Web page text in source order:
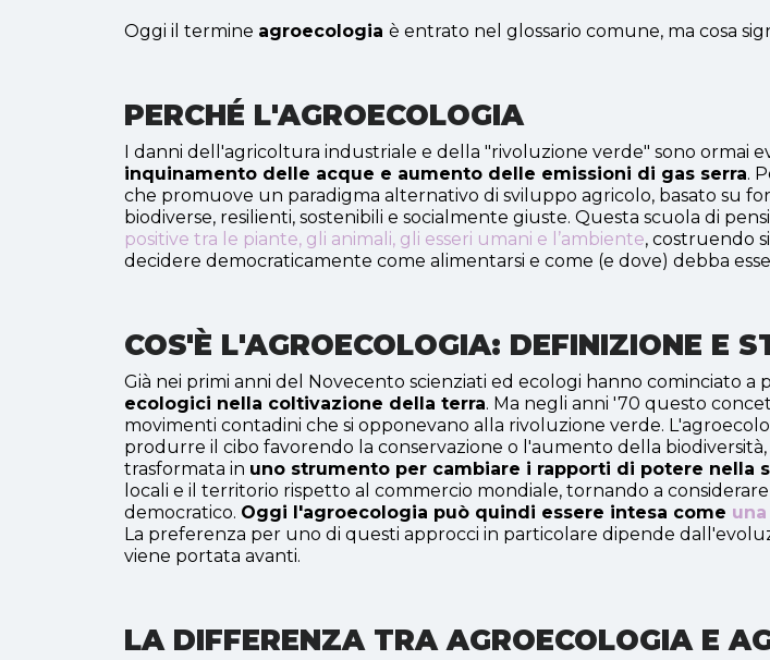
Oggi il termine agroecologia è entrato nel glossario comune, ma cosa
PERCHÉ L'AGROECOLOGIA
I danni dell'agricoltura industriale e della "rivoluzione verde" sono ormai
inquinamento delle acque e aumento delle emissioni di gas serra.
che promuove un paradigma alternativo di sviluppo agricolo, basato su
biodiverse, resilienti, sostenibili e socialmente giuste. Questa scuola di
positive tra le piante, gli animali, gli esseri umani e l’ambiente, costruendo
decidere democraticamente come alimentarsi e come (e dove) debba
COS'È L'AGROECOLOGIA: DEFINIZIONE E
Già nei primi anni del Novecento scienziati ed ecologi hanno cominciato a
ecologici nella coltivazione della terra. Ma negli anni '70 questo
movimenti contadini che si opponevano alla rivoluzione verde.
produrre il cibo favorendo la conservazione o l'aumento della
trasformata in uno strumento per cambiare i rapporti di potere nella
locali e il territorio rispetto al commercio mondiale, tornando a
democratico. Oggi l'agroecologia può quindi essere intesa come
La preferenza per uno di questi approcci in particolare dipende
viene portata avanti.
LA DIFFERENZA TRA AGROECOLOGIA E